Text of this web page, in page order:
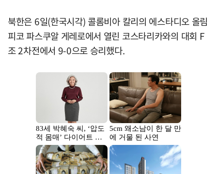
북한은 6일(한국시각) 콜롬비아 칼리의 에스타디오 올림
피코 파스쿠알 게레로에서 열린 코스타리카와의 대회 F
조 2차전에서 9-0으로 승리했다.